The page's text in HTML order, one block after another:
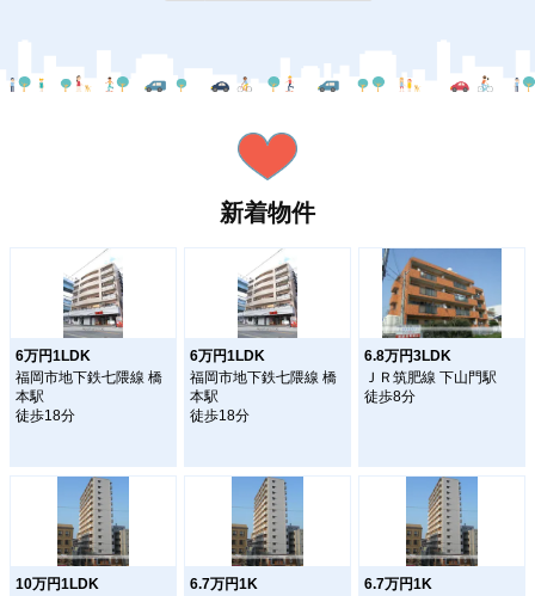
新着物件
6万円1LDK
福岡市地下鉄七隈線 橋
本駅
徒歩18分
6万円1LDK
福岡市地下鉄七隈線 橋
本駅
徒歩18分
6.8万円3LDK
ＪＲ筑肥線 下山門駅
徒歩8分
10万円1LDK 6.7万円1K 6.7万円1K